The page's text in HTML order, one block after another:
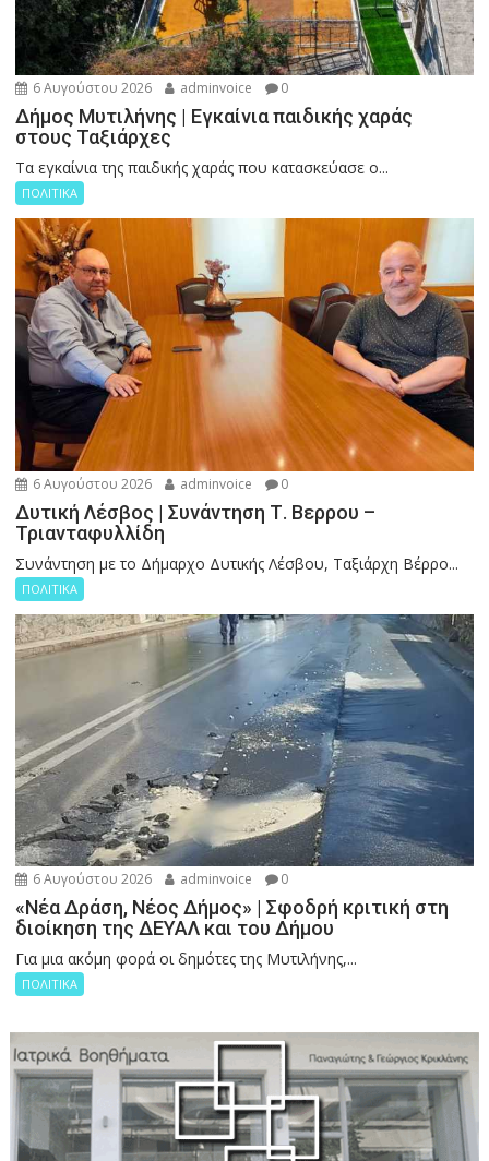
6 Αυγούστου 2026 adminvoice 0
Δήμος Μυτιλήνης | Εγκαίνια παιδικής χαράς
στους Ταξιάρχες
Tα εγκαίνια της παιδικής χαράς που κατασκεύασε ο...
ΠΟΛΙΤΙΚΑ
6 Αυγούστου 2026 adminvoice 0
Δυτική Λέσβος | Συνάντηση Τ. Βερρου –
Τριανταφυλλίδη
Συνάντηση με το Δήμαρχο Δυτικής Λέσβου, Ταξιάρχη Βέρρο...
ΠΟΛΙΤΙΚΑ
6 Αυγούστου 2026 adminvoice 0
«Νέα Δράση, Νέος Δήμος» | Σφοδρή κριτική στη
διοίκηση της ΔΕΥΑΛ και του Δήμου
Για μια ακόμη φορά οι δημότες της Μυτιλήνης,...
ΠΟΛΙΤΙΚΑ